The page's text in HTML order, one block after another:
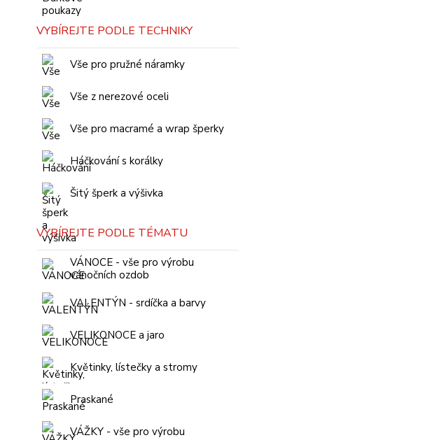
VYBÍREJTE PODLE TECHNIKY
Vše pro pružné náramky
Vše z nerezové oceli
Vše pro macramé a wrap šperky
Háčkování s korálky
Šitý šperk a výšivka
VYBÍREJTE PODLE TÉMATU
VÁNOCE - vše pro výrobu
vánočních ozdob
VALENTÝN - srdíčka a barvy
VELIKONOCE a jaro
Květinky, lístečky a stromy
Praskané
VÁŽKY - vše pro výrobu